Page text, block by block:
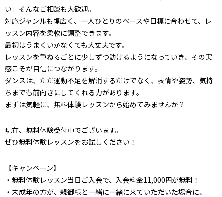
い」そんなご相談も大歓迎。
対応ジャンルも幅広く、一人ひとりのペースや目標に合わせて、レ
ッスン内容を柔軟に調整できます。
最初はうまくいかなくても大丈夫です。
レッスンを重ねるごとに少しずつ動けるようになっていき、その実
感こそが自信につながります。
ダンスは、ただ運動不足を解消するだけでなく、表情や姿勢、気持
ちまでも前向きにしてくれる力があります。
まずは気軽に、無料体験レッスンから始めてみませんか？
現在、無料体験受付中でございます。
ぜひ無料体験レッスンをお試しください！
【キャンペーン】
・無料体験レッスン当日ご入会で、入会料金11,000円が無料！
・未成年の方が、親御様と一緒に一緒に来ていただいた場合に、